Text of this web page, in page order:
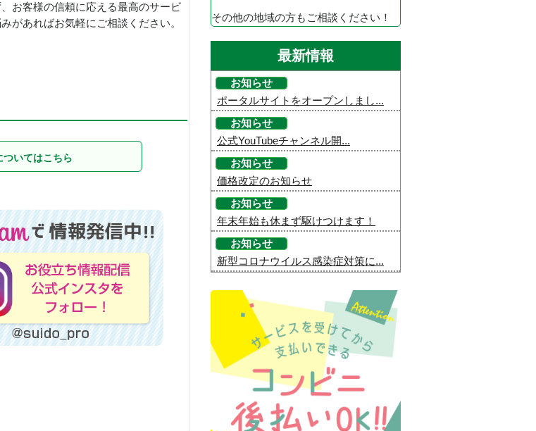
お客様の信頼に応える最高のサービ
があればお気軽にご相談ください。
いてはこちら
その他の地域の方もご相談ください！
最新情報
お知らせ
ポータルサイトをオープンしまし...
お知らせ
公式YouTubeチャンネル開...
お知らせ
価格改定のお知らせ
お知らせ
年末年始も休まず駆けつけます！
お知らせ
新型コロナウイルス感染症対策に...